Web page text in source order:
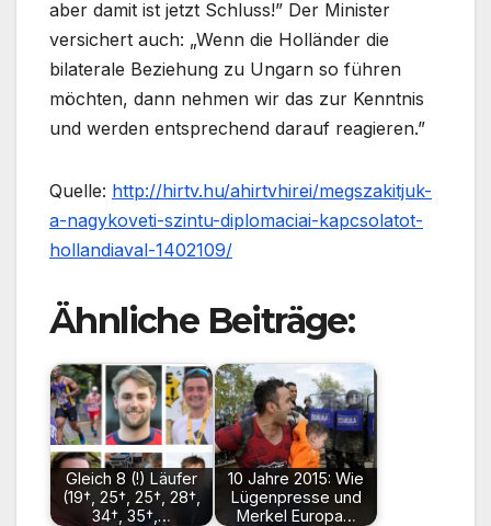
aber damit ist jetzt Schluss!” Der Minister
versichert auch: „Wenn die Holländer die
bilaterale Beziehung zu Ungarn so führen
möchten, dann nehmen wir das zur Kenntnis
und werden entsprechend darauf reagieren.”
Quelle: http://hirtv.hu/ahirtvhirei/megszakitjuk-
a-nagykoveti-szintu-diplomaciai-kapcsolatot-
hollandiaval-1402109/
Ähnliche Beiträge:
Gleich 8 (!) Läufer
(19†, 25†, 25†, 28†,
34†, 35†,…
10 Jahre 2015: Wie
Lügenpresse und
Merkel Europa…